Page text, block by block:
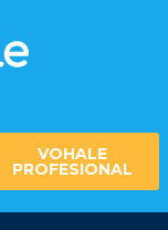
VOHALE
PROFESIONAL